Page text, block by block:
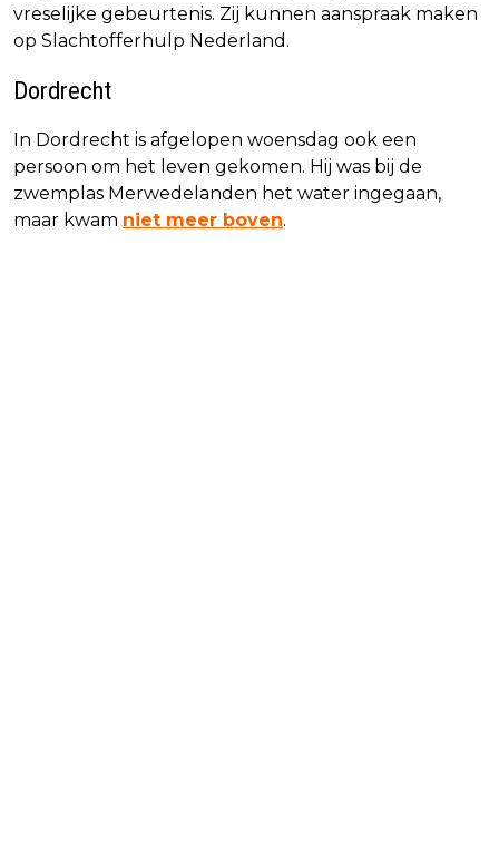
vreselijke gebeurtenis. Zij kunnen aanspraak maken
op Slachtofferhulp Nederland.
Dordrecht
In Dordrecht is afgelopen woensdag ook een
persoon om het leven gekomen. Hij was bij de
zwemplas Merwedelanden het water ingegaan,
maar kwam niet meer boven.